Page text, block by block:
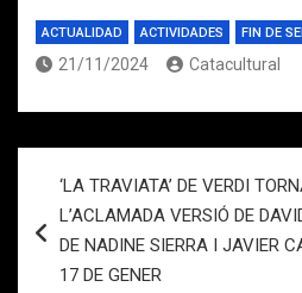
ACTUALIDAD ACTIVIDADES FIN DE
21/11/2024 Catacultural
entradas
‘LA TRAVIATA’ DE VERDI
L’ACLAMADA VERSIÓ DE
DE NADINE SIERRA I JAVIER
17 DE GENER